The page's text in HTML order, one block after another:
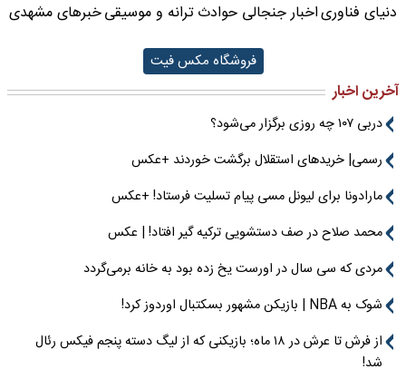
دنیای فناوریاخبار جنجالی حوادثترانه و موسیقیخبرهای مشهدی
فروشگاه مکس فیت
آخرین اخبار
دربی ۱۰۷ چه روزی برگزار می‌شود؟
رسمی| خریدهای استقلال برگشت خوردند +عکس
مارادونا برای لیونل مسی پیام تسلیت فرستاد! +عکس
محمد صلاح در صف دستشویی ترکیه گیر افتاد! | عکس
مردی که سی سال در اورست یخ زده بود به خانه برمی‌گردد
شوک به NBA | بازیکن مشهور بسکتبال اوردوز کرد!
از فرش تا عرش در ۱۸ ماه؛ بازیکنی که از لیگ دسته پنجم فیکس رئال
شد!